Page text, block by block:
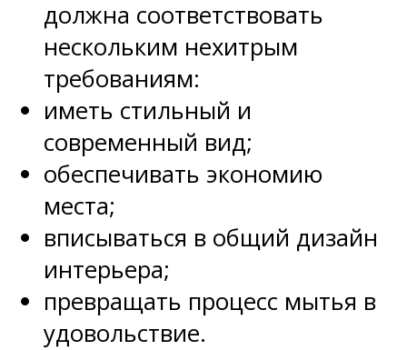
должна соответствовать
нескольким нехитрым
требованиям:
иметь стильный и
современный вид;
обеспечивать экономию
места;
вписываться в общий дизайн
интерьера;
превращать процесс мытья в
удовольствие.